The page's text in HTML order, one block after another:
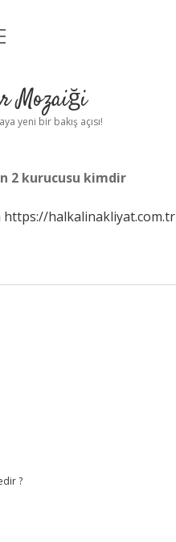
Mozaiği
yeni bir bakış açısı!
2 kurucusu kimdir
https://halkalinakliyat.com.tr
?